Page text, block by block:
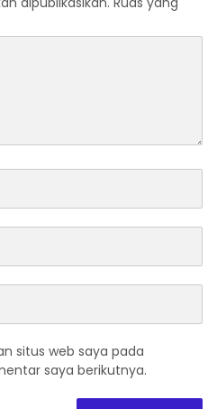
situs web saya pada
saya berikutnya.